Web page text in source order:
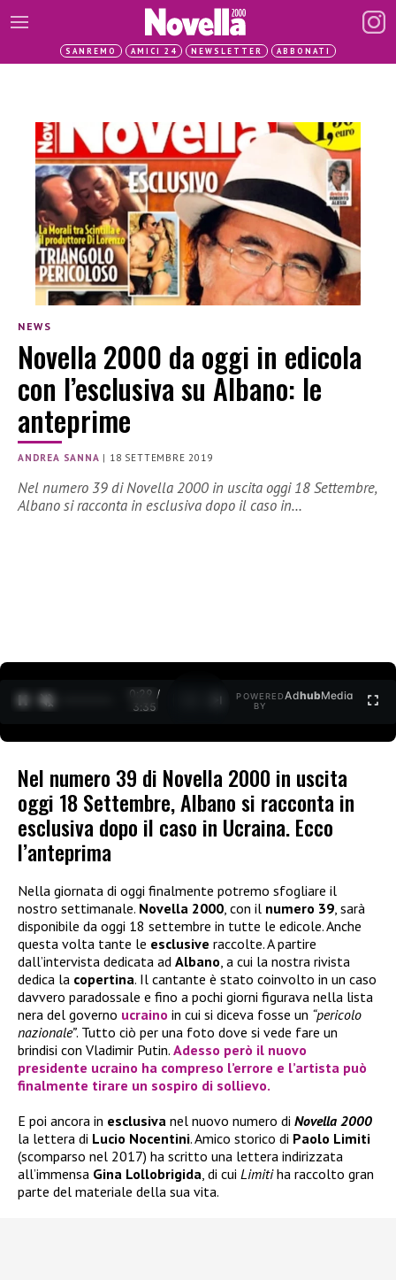
SANREMO AMICI 24 NEWSLETTER ABBONATI
NEWS
Novella 2000 da oggi in edicola
con l’esclusiva su Albano: le
anteprime
ANDREA SANNA | 18 SETTEMBRE 2019
Nel numero 39 di Novella 2000 in uscita oggi 18 Settembre,
Albano si racconta in esclusiva dopo il caso in…
0:30 /
3:35
POWERED
BY
AdhubMedia
Nel numero 39 di Novella 2000 in uscita
oggi 18 Settembre, Albano si racconta in
esclusiva dopo il caso in Ucraina. Ecco
l’anteprima
Nella giornata di oggi finalmente potremo sfogliare il
nostro settimanale. Novella 2000, con il numero 39, sarà
disponibile da oggi 18 settembre in tutte le edicole. Anche
questa volta tante le esclusive raccolte. A partire
dall’intervista dedicata ad Albano, a cui la nostra rivista
dedica la copertina. Il cantante è stato coinvolto in un caso
davvero paradossale e fino a pochi giorni figurava nella lista
nera del governo ucraino in cui si diceva fosse un “pericolo
nazionale”. Tutto ciò per una foto dove si vede fare un
brindisi con Vladimir Putin. Adesso però il nuovo
presidente ucraino ha compreso l’errore e l’artista può
finalmente tirare un sospiro di sollievo.
E poi ancora in esclusiva nel nuovo numero di Novella 2000
la lettera di Lucio Nocentini. Amico storico di Paolo Limiti
(scomparso nel 2017) ha scritto una lettera indirizzata
all’immensa Gina Lollobrigida, di cui Limitiha raccolto gran
parte del materiale della sua vita.